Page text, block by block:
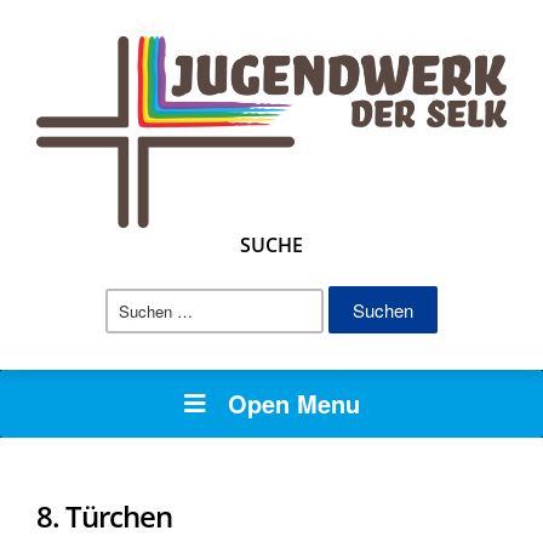
SUCHE
Suchen
Open Menu
8. Türchen